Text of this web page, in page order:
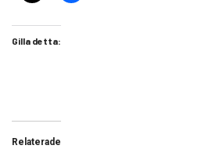
Gilla detta:
Relaterade